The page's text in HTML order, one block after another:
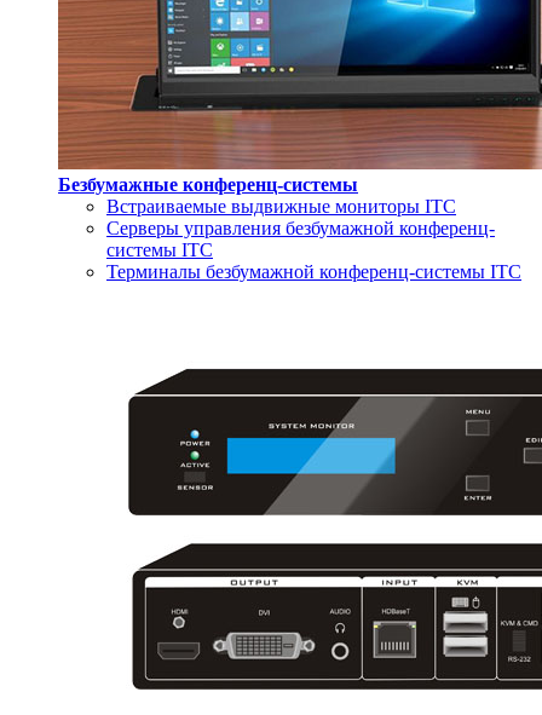
Безбумажные конференц-системы
Встраиваемые выдвижные мониторы ITC
Серверы управления безбумажной конференц-
системы ITC
Терминалы безбумажной конференц-системы ITC